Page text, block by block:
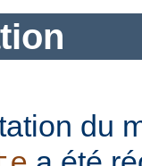
du